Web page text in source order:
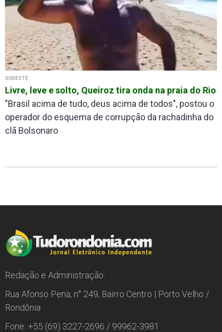
SUDESTE
Livre, leve e solto, Queiroz tira onda na praia do Rio
"Brasil acima de tudo, deus acima de todos", postou o
operador do esquema de corrupção da rachadinha do
clã Bolsonaro
Redação e Administração:
Rua Afonso Pena, n° 249, Bairro Centro | Porto Velho /
Rondônia
Fone: +55 (69) 3227-2696 / 99962-3981